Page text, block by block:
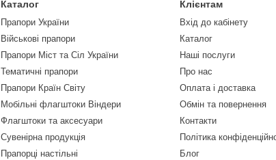
Каталог
Прапори України
Військові прапори
Прапори Міст та Сіл України
Тематичні прапори
Прапори Країн Світу
Мобільні флагштоки Віндери
Флагштоки та аксесуари
Сувенірна продукція
Прапорці настільні
Клієнтам
Вхід до кабінету
Каталог
Наші послуги
Про нас
Оплата і доставка
Обмін та повернення
Контакти
Політика
Блог